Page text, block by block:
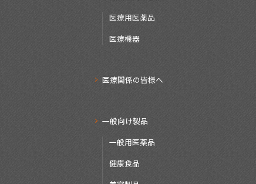
医療用医薬品
医療機器
医療関係の皆様へ
一般向け製品
一般用医薬品
健康食品